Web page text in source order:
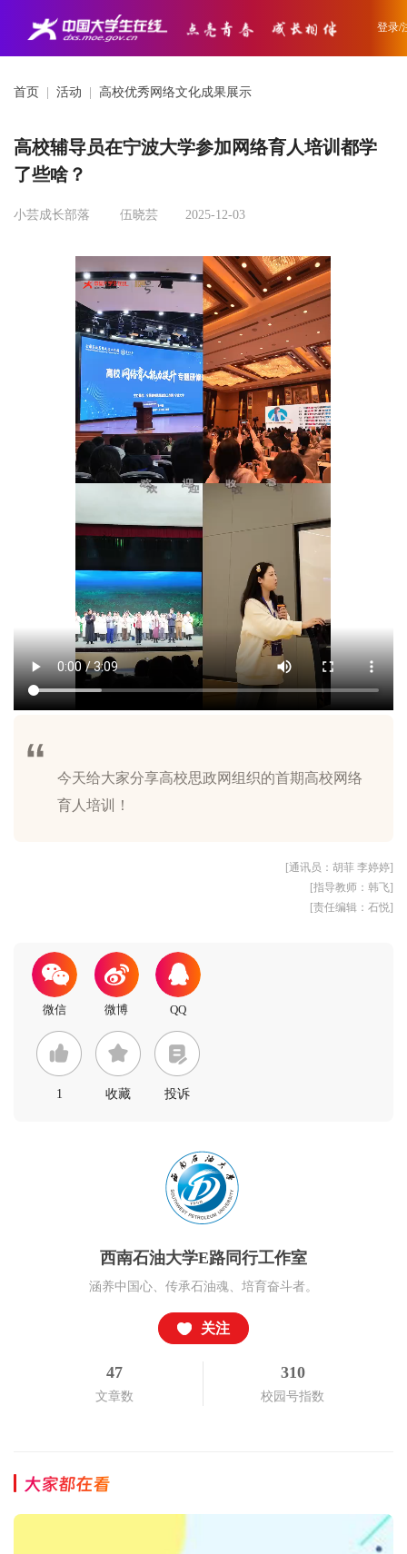
登录/
首页 活动 高校优秀网络文化成果展示
高校辅导员在宁波大学参加网络育人培训都学
了些啥？
小芸成长部落 伍晓芸 2025-12-03
今天给大家分享高校思政网组织的首期高校网络
[通讯员：胡菲 李婷婷]
[指导教师：韩飞]
[责任编辑：石悦]
1 收藏 投诉
西南石油大学E路同行工作室
涵养中国心、传承石油魂、培育奋斗者。
关注
47
文章数
310
校园号指数
大家都在看